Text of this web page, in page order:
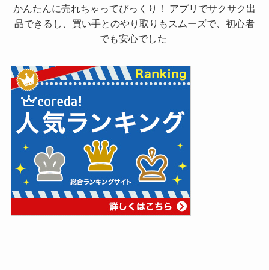
かんたんに売れちゃってびっくり！ アプリでサクサク出
品できるし、買い手とのやり取りもスムーズで、初心者
でも安心でした